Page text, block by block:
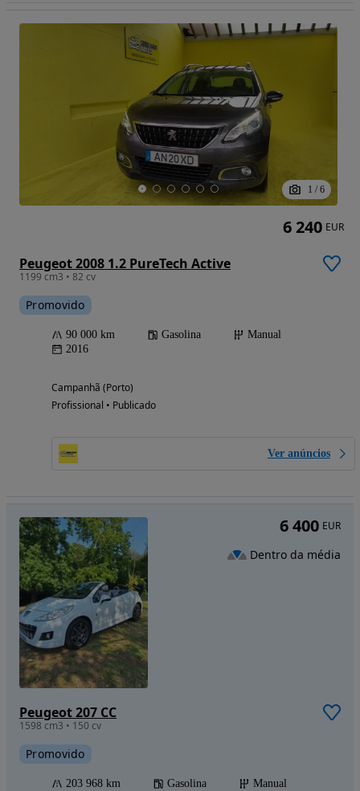
1 / 6
Peugeot 2008 1.2 PureTech Active
1199 cm3 • 82 cv
Promovido
90 000 km Gasolina
Manual
2016
Campanhã (Porto)
Profissional • Publicado
Ver anúncios
6 240 EUR
Peugeot 207 CC
1598 cm3 • 150 cv
Promovido
203 968 km Gasolina
Manual
6 400 EUR
Dentro da média